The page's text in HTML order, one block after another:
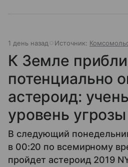
1 день назад Источник:
К Земле
потенциально
астероид:
уровень угрозы
В следующий
в 00:20 по всемирному
пройдет астероид 2019